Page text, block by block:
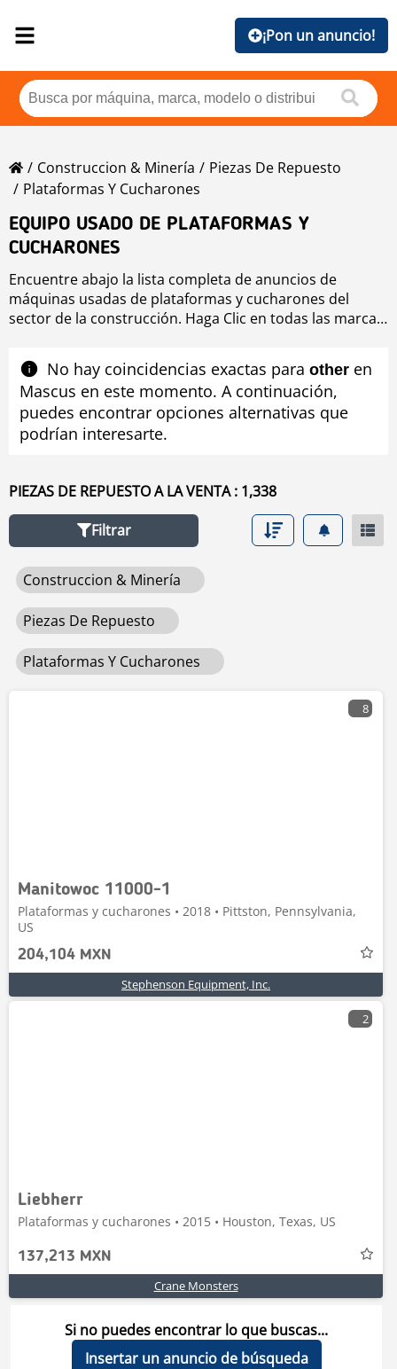
¡Pon un anuncio!
Construccion & Minería
Piezas De Repuesto
Plataformas Y Cucharones
EQUIPO USADO DE PLATAFORMAS Y
CUCHARONES
Encuentre abajo la lista completa de anuncios de
máquinas usadas de plataformas y cucharones del
sector de la construcción. Haga Clic en todas las marcas
comprobar las máquinas usadas disponibles de
plataformas y cucharones ordenadas por marca o si
desea mejorar los resultados de búsqueda de equipo
usado de plataformas y cucharones seleccionando los
filtros en la herramienta de navegación situada en el
No hay coincidencias exactas para other en
Mascus en este momento. A continuación,
puedes encontrar opciones alternativas que
podrían interesarte.
PIEZAS DE REPUESTO A LA VENTA : 1,338
Filtrar
Construccion & Minería
Piezas De Repuesto
Plataformas Y Cucharones
8
Manitowoc 11000-1
Plataformas y cucharones • 2018 • Pittston, Pennsylvania,
US
204,104 MXN
Stephenson Equipment, Inc.
2
Liebherr
Plataformas y cucharones • 2015 • Houston, Texas, US
137,213 MXN
Crane Monsters
Si no puedes encontrar lo que buscas...
Insertar un anuncio de búsqueda